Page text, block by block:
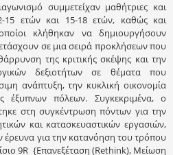
συμμετείχαν μαθήτριες και
15 ετών και 15-18 ετών, καθώς και
οποίοι κλήθηκαν να δημιουργήσουν
σε μια σειρά προκλήσεων που
της κριτικής σκέψης και την
δεξιοτήτων σε θέματα που
ανάπτυξη, την κυκλική οικονομία
έξυπνων πόλεων. Συγκεκριμένα, ο
στη συγκέντρωση πόντων για την
και κατασκευαστικών εργασιών,
για την κατανόηση του τρόπου
9R {Επανεξέταση (Rethink), Μείωση